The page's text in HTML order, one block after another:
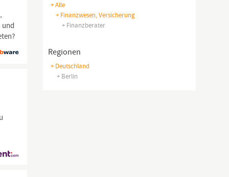
+ Alle
+ Finanzwesen, Versicherung
+ Finanzberater
Regionen
+ Deutschland
+ Berlin
und